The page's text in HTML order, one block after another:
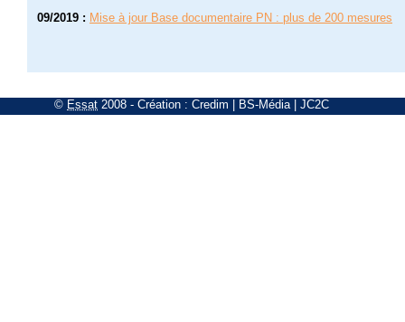
09/2019 : Mise à jour Base documentaire PN : plus de 200 mesures
© Essat 2008 - Création : Credim BS-Média| JC2C